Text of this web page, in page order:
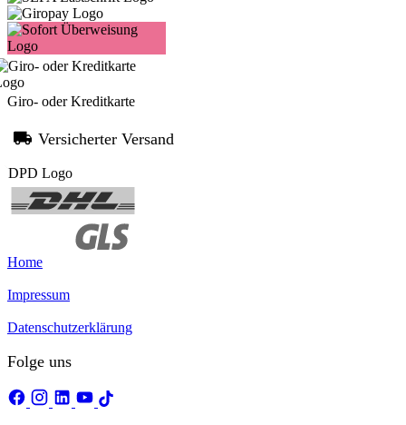
Giro- oder Kreditkarte
Versicherter Versand
Home
Impressum
Datenschutzerklärung
Folge uns